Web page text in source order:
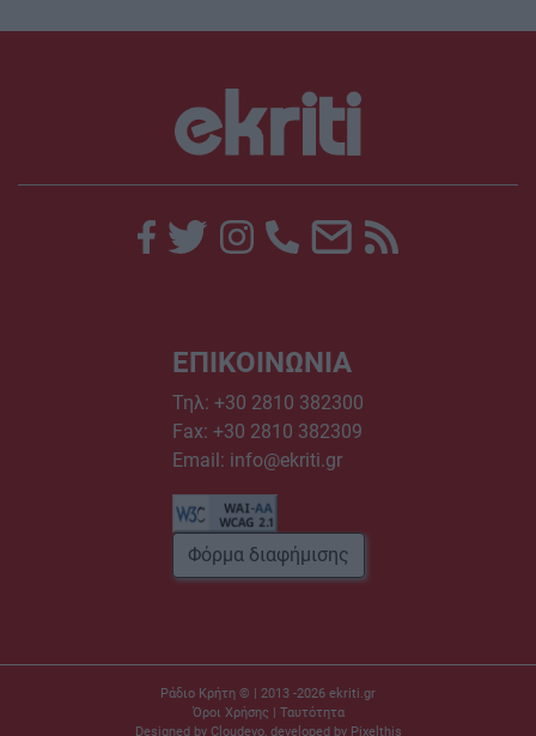
ΕΠΙΚΟΙΝΩΝΙΑ
Τηλ: +30 2810 382300
Fax: +30 2810 382309
Email: info@ekriti.gr
Φόρμα διαφήμισης
Ράδιο Κρήτη © | 2013 -2026 ekriti.gr
Όροι Χρήσης | Ταυτότητα
Designed by Cloudevo, developed by Pixelthis